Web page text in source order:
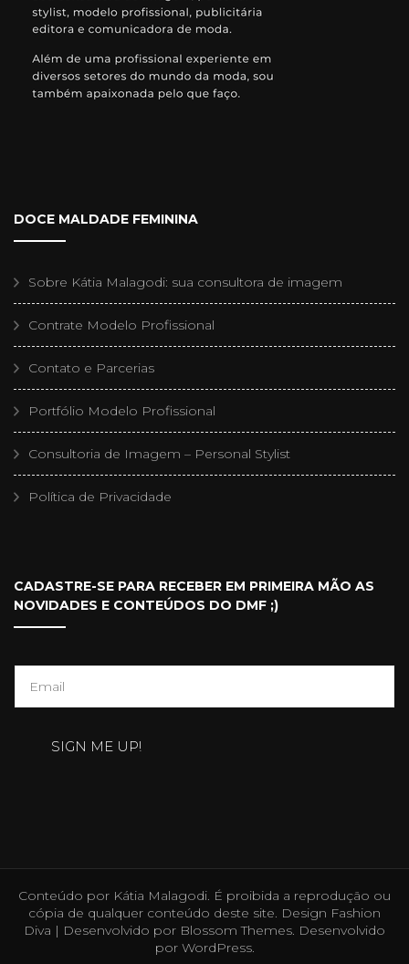
DOCE MALDADE FEMININA
Sobre Kátia Malagodi: sua consultora de imagem
Contrate Modelo Profissional
Contato e Parcerias
Portfólio Modelo Profissional
Consultoria de Imagem – Personal Stylist
Política de Privacidade
CADASTRE-SE PARA RECEBER EM PRIMEIRA MÃO AS
NOVIDADES E CONTEÚDOS DO DMF ;)
SIGN ME UP!
Conteúdo por Kátia Malagodi. É proibida a reprodução ou
cópia de qualquer conteúdo deste site. Design Fashion
Diva | Desenvolvido por Blossom Themes. Desenvolvido
por WordPress.